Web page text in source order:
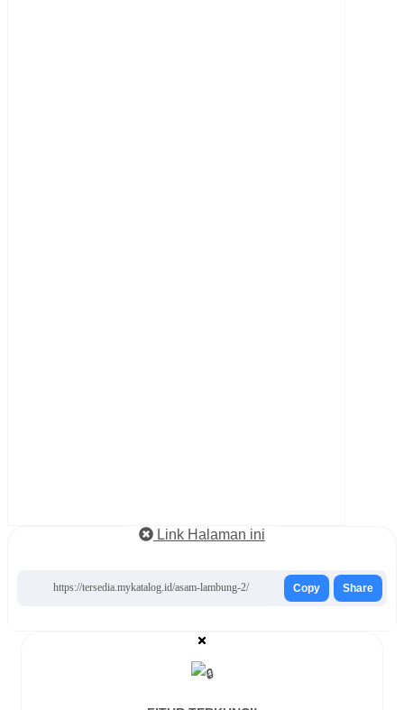
Link Halaman ini
https://tersedia.mykatalog.id/asam-lambung-2/ Copy Share